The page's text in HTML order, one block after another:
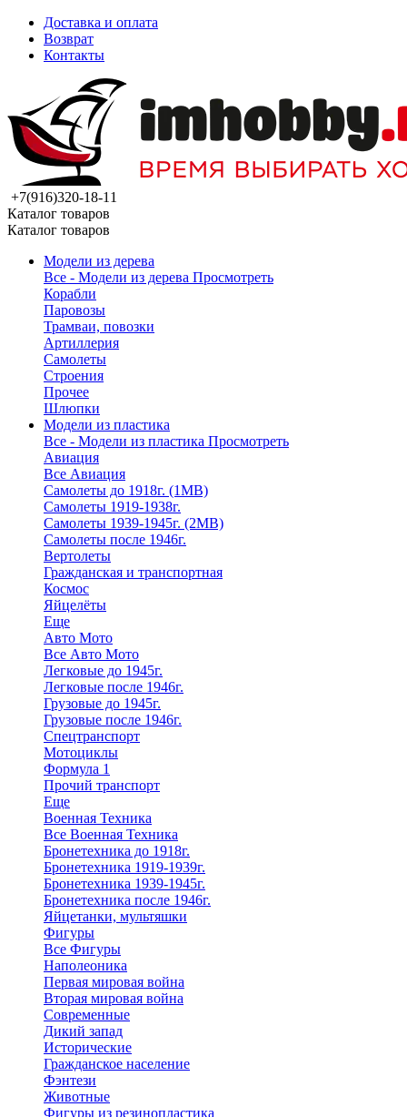
Доставка и оплата
Возврат
Контакты
+7(916)320-18-11
Каталог товаров
Каталог товаров
Модели из дерева
Все - Модели из дерева Просмотреть
Корабли
Паровозы
Трамваи, повозки
Артиллерия
Самолеты
Строения
Прочее
Шлюпки
Модели из пластика
Все - Модели из пластика Просмотреть
Авиация
Все Авиация
Самолеты до 1918г. (1МВ)
Самолеты 1919-1938г.
Самолеты 1939-1945г. (2МВ)
Самолеты после 1946г.
Вертолеты
Гражданская и транспортная
Космос
Яйцелёты
Еще
Авто Мото
Все Авто Мото
Легковые до 1945г.
Легковые после 1946г.
Грузовые до 1945г.
Грузовые после 1946г.
Спецтранспорт
Мотоциклы
Формула 1
Прочий транспорт
Еще
Военная Техника
Все Военная Техника
Бронетехника до 1918г.
Бронетехника 1919-1939г.
Бронетехника 1939-1945г.
Бронетехника после 1946г.
Яйцетанки, мультяшки
Фигуры
Все Фигуры
Наполеоника
Первая мировая война
Вторая мировая война
Современные
Дикий запад
Исторические
Гражданское население
Фэнтези
Животные
Фигуры из резинопластика